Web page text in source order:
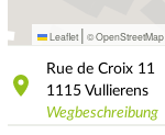
Leaflet | © OpenStreetMap
Rue de Croix 11
1115 Vullierens
Wegbeschreibung